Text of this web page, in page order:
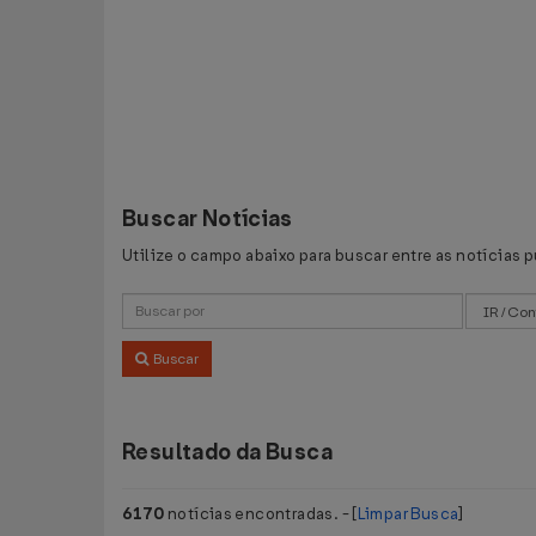
Buscar Notícias
Utilize o campo abaixo para buscar entre as notícias
Buscar
Resultado da Busca
6170 notícias encontradas. - [Limpar Busca]